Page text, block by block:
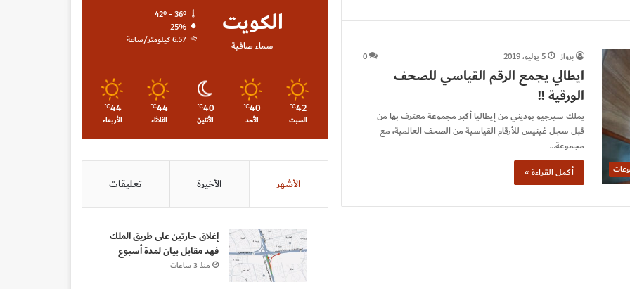
برواز 5 يوليو، 2019 0
ايطالي يجمع الرقم القياسي للصحف
الورقية !!
يملك سيرجيو بوديني من إيطاليا أكبر مجموعة معترف بها من
قبل سجل غينيس للأرقام القياسية من الصحف العالمية، مع
مجموعة…
أكمل القراءة »
الكويت
سماء صافية
42º - 36º
25%
6.57 كيلومتر/ساعة
42
℃
السبت
40
℃
الأحد
40
℃
الأثنين
44
℃
الثلاثاء
44
℃
الأربعاء
الأشهر الأخيرة تعليقات
إغلاق حارتين على طريق الملك
فهد مقابل بيان لمدة أسبوع
منذ 3 ساعات